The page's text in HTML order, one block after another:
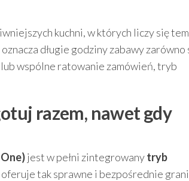
kuchni, w których liczy się
długie godziny zabawy zarówno
wspólne ratowanie zamówień, tryb
razem, nawet gdy
jest w pełni zintegrowanytryb
tak sprawne i bezpośrednie